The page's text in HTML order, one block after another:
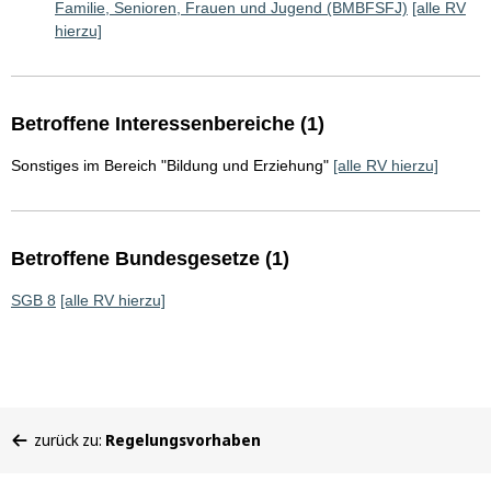
Familie, Senioren, Frauen und Jugend (BMBFSFJ) [alle RV
hierzu]
Betroffene Interessenbereiche (1)
Sonstiges im Bereich "Bildung und Erziehung" [alle RV hierzu]
Betroffene Bundesgesetze (1)
SGB 8 [alle RV hierzu]
befinden
zurück zu: Regelungsvorhaben